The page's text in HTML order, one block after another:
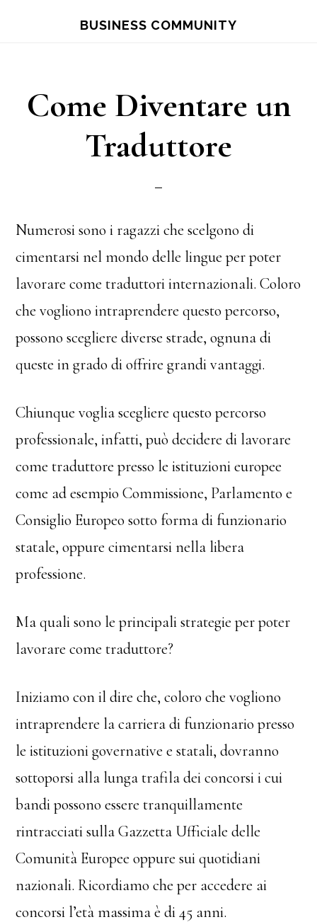
content
sidebar
BUSINESS COMMUNITY
Come Diventare un
Traduttore
Numerosi sono i ragazzi che scelgono di
cimentarsi nel mondo delle lingue per poter
lavorare come traduttori internazionali. Coloro
che vogliono intraprendere questo percorso,
possono scegliere diverse strade, ognuna di
queste in grado di offrire grandi vantaggi.
Chiunque voglia scegliere questo percorso
professionale, infatti, può decidere di lavorare
come traduttore presso le istituzioni europee
come ad esempio Commissione, Parlamento e
Consiglio Europeo sotto forma di funzionario
statale, oppure cimentarsi nella libera
professione.
Ma quali sono le principali strategie per poter
lavorare come traduttore?
Iniziamo con il dire che, coloro che vogliono
intraprendere la carriera di funzionario presso
le istituzioni governative e statali, dovranno
sottoporsi alla lunga trafila dei concorsi i cui
bandi possono essere tranquillamente
rintracciati sulla Gazzetta Ufficiale delle
Comunità Europee oppure sui quotidiani
nazionali. Ricordiamo che per accedere ai
concorsi l’età massima è di 45 anni.